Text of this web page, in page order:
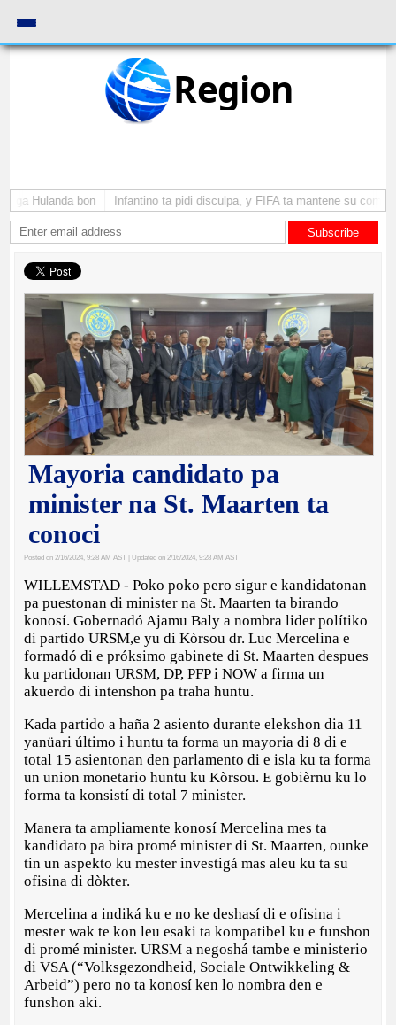
Region
Hulanda bon Infantino ta pidi disculpa, y FIFA ta mantene su como
Subscribe
Mayoria candidato pa
minister na St. Maarten ta
conoci
Posted on 2/16/2024, 9:28 AM AST | Updated on 2/16/2024, 9:28 AM AST
WILLEMSTAD - Poko poko pero sigur e kandidatonan
pa puestonan di minister na St. Maarten ta birando
konosí. Gobernadó Ajamu Baly a nombra lider polítiko
di partido URSM,e yu di Kòrsou dr. Luc Mercelina e
formadó di e próksimo gabinete di St. Maarten despues
ku partidonan URSM, DP, PFP i NOW a firma un
akuerdo di intenshon pa traha huntu.
Kada partido a haña 2 asiento durante elekshon dia 11
yanüari último i huntu ta forma un mayoria di 8 di e
total 15 asientonan den parlamento di e isla ku ta forma
un union monetario huntu ku Kòrsou. E gobièrnu ku lo
forma ta konsistí di total 7 minister.
Manera ta ampliamente konosí Mercelina mes ta
kandidato pa bira promé minister di St. Maarten, ounke
tin un aspekto ku mester investigá mas aleu ku ta su
ofisina di dòkter.
Mercelina a indiká ku e no ke deshasí di e ofisina i
mester wak te kon leu esaki ta kompatibel ku e funshon
di promé minister. URSM a negoshá tambe e ministerio
di VSA (“Volksgezondheid, Sociale Ontwikkeling &
Arbeid”) pero no ta konosí ken lo nombra den e
funshon aki.